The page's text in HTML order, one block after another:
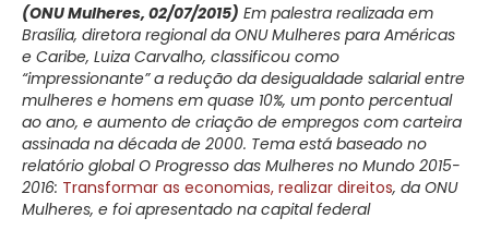
(ONU Mulheres, 02/07/2015) Em palestra realizada em
Brasília, diretora regional da ONU Mulheres para Américas
e Caribe, Luiza Carvalho, classificou como
“impressionante” a redução da desigualdade salarial entre
mulheres e homens em quase 10%, um ponto percentual
ao ano, e aumento de criação de empregos com carteira
assinada na década de 2000. Tema está baseado no
relatório global O Progresso das Mulheres no Mundo 2015-
2016: Transformar as economias, realizar direitos, da ONU
Mulheres, e foi apresentado na capital federal